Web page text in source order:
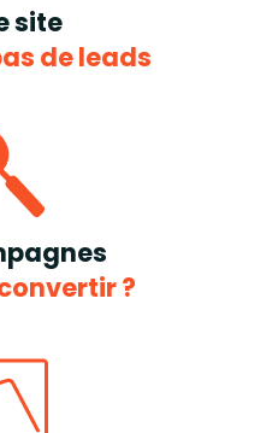
site
de leads
?